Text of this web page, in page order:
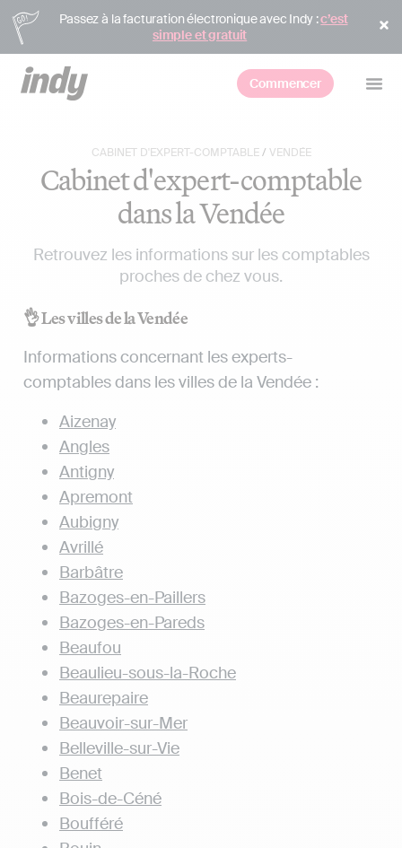
Passez à la facturation électronique avec Indy :c’est
simple et gratuit
Commencer
CABINET D'EXPERT-COMPTABLE / VENDÉE
Cabinet d'expert-comptable
dans la Vendée
Retrouvez les informations sur les comptables
proches de chez vous.
👌 Les villes de la Vendée
Informations concernant les experts-
comptables dans les villes de la Vendée :
Aizenay
Angles
Antigny
Apremont
Aubigny
Avrillé
Barbâtre
Bazoges-en-Paillers
Bazoges-en-Pareds
Beaufou
Beaulieu-sous-la-Roche
Beaurepaire
Beauvoir-sur-Mer
Belleville-sur-Vie
Benet
Bois-de-Céné
Boufféré